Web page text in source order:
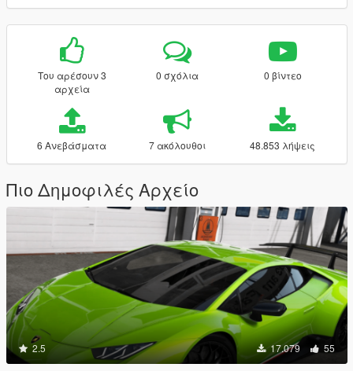
Του αρέσουν 3
αρχεία
0 σχόλια 0 βίντεο
6 Ανεβάσματα 7 ακόλουθοι 48.853 λήψεις
Πιο Δημοφιλές Αρχείο
2.5 17.079 55